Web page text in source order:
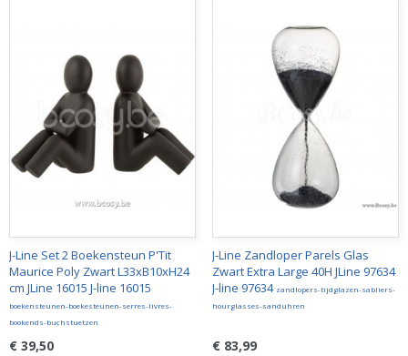
J-Line Set 2 Boekensteun P'Tit
Maurice Poly Zwart L33xB10xH24
cm JLine 16015 J-line 16015
boekensteunen-boekesteunen-serres-livres-
bookends-buchstuetzen
€ 39,50
J-Line Zandloper Parels Glas
Zwart Extra Large 40H JLine 97634
J-line 97634 zandlopers-tijdglazen-sabliers-
hourglasses-sanduhren
€ 83,99